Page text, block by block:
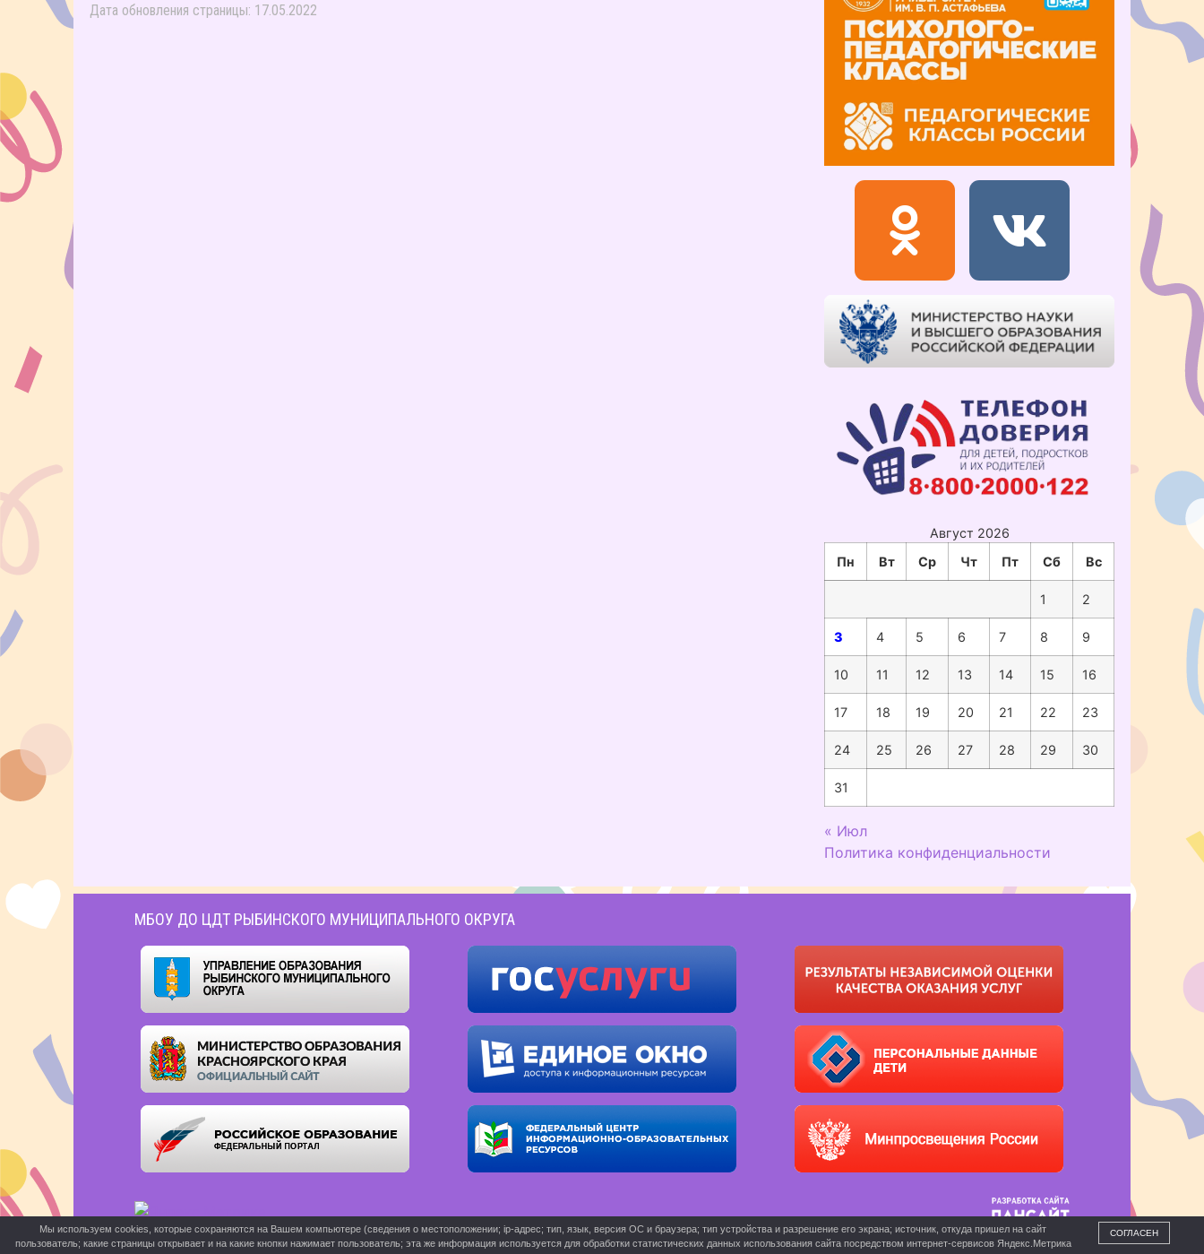
Дата обновления страницы: 17.05.2022
Август 2026
Пн
Вт Ср Чт Пт Сб Вс
1 2
3 4 5 6 7 8 9
10 11 12 13 14 15 16
17 18 19 20 21 22 23
24 25 26 27 28 29 30
31
« Июл
Политика конфиденциальности
МБОУ ДО ЦДТ РЫБИНСКОГО МУНИЦИПАЛЬНОГО ОКРУГА
Мы используем cookies, которые сохраняются на Вашем компьютере (сведения о местоположении; ip-адрес; тип, язык, версия ОС и браузера; тип устройства и разрешение его экрана; источник, откуда пришел на сайт
пользователь; какие страницы открывает и на какие кнопки нажимает пользователь; эта же информация используется для обработки статистических данных использования сайта посредством интернет-сервисов Яндекс.Метрика
СОГЛАСЕН